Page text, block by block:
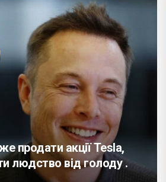
продати акції Tesla,
людство від голоду .